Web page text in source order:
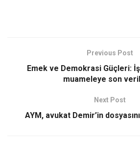
Previous Post
Emek ve Demokrasi Güçleri:
muameleye son
Next Post
AYM, avukat Demir’in